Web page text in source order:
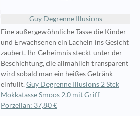
Guy Degrenne Illusions
Eine außergewöhnliche Tasse die Kinder
und Erwachsenen ein Lächeln ins Gesicht
zaubert. Ihr Geheimnis steckt unter der
Beschichtung, die allmählich transparent
wird sobald man ein heißes Getränk
einfüllt. Guy Degrenne Illusions 2 Stck
Mokkatasse Smoos 2.0 mit Griff
Porzellan: 37,80 €